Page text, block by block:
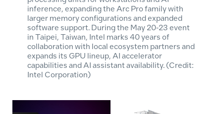
inference, expanding the Arc Pro family with
larger memory configurations and expanded
software support. During the May 20-23 event
in Taipei, Taiwan, Intel marks 40 years of
collaboration with local ecosystem partners and
expands its GPU lineup, AI accelerator
capabilities and AI assistant availability. (Credit:
Intel Corporation)